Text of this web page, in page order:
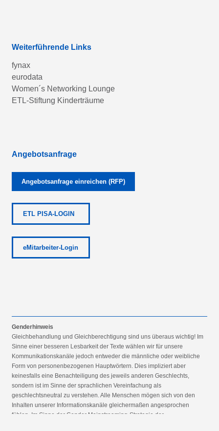
Weiterführende Links
fynax
eurodata
Women´s Networking Lounge
ETL-Stiftung Kinderträume
Angebotsanfrage
Angebotsanfrage einreichen (RFP)
ETL PISA-LOGIN
eMitarbeiter-Login
Genderhinweis
Gleichbehandlung und Gleichberechtigung sind uns überaus wichtig! Im
Sinne einer besseren Lesbarkeit der Texte wählen wir für unsere
Kommunikationskanäle jedoch entweder die männliche oder weibliche
Form von personenbezogenen Hauptwörtern. Dies impliziert aber
keinesfalls eine Benachteiligung des jeweils anderen Geschlechts,
sondern ist im Sinne der sprachlichen Vereinfachung als
geschlechtsneutral zu verstehen. Alle Menschen mögen sich von den
Inhalten unserer Informationskanäle gleichermaßen angesprochen
fühlen. Im Sinne der Gender Mainstreaming-Strategie der